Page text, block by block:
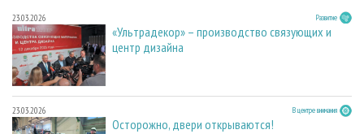
23.03.2026 Развитие
«Ультрадекор» – производство связующих и
центр дизайна
23.03.2026 В центре внимания
Осторожно, двери открываются!